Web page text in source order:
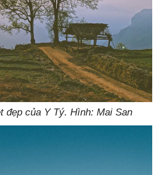
đẹp của Y Tý. Hình: Mai San